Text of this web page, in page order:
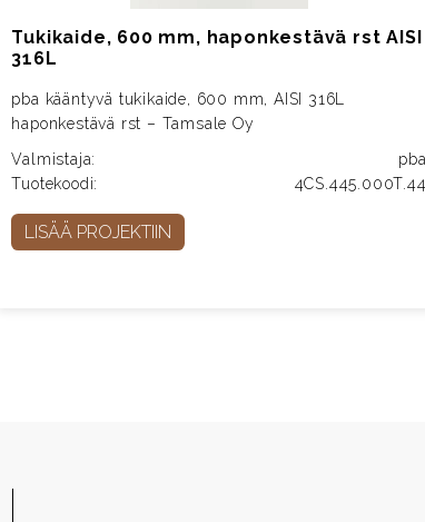
Tukikaide, 600 mm, haponkestävä rst AISI
316L
pba kääntyvä tukikaide, 600 mm, AISI 316L
haponkestävä rst – Tamsale Oy
Valmistaja:
pba
Tuotekoodi:
4CS.445.000T.44
LISÄÄ PROJEKTIIN